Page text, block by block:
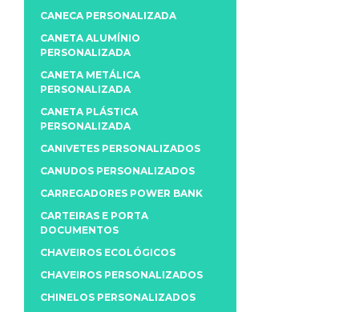
CANECA PERSONALIZADA
CANETA ALUMÍNIO
PERSONALIZADA
CANETA METÁLICA
PERSONALIZADA
CANETA PLÁSTICA
PERSONALIZADA
CANIVETES PERSONALIZADOS
CANUDOS PERSONALIZADOS
CARREGADORES POWER BANK
CARTEIRAS E PORTA
DOCUMENTOS
CHAVEIROS ECOLÓGICOS
CHAVEIROS PERSONALIZADOS
CHINELOS PERSONALIZADOS